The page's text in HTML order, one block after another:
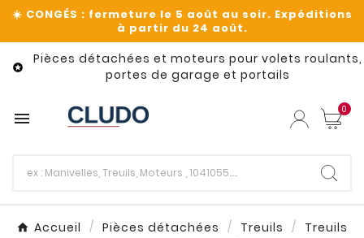

Pièces détachées et moteurs pour volets roulants,
portes de garage et portails
 0
Accueil Pièces détachées Treuils
Treuils